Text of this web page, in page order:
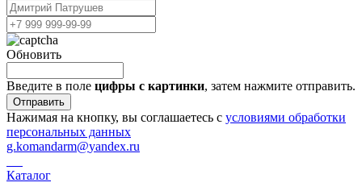
Обновить
Введите в поле цифры c картинки, затем нажмите отправить.
Отправить
Нажимая на кнопку, вы соглашаетесь с условиями обработки
персональных данных
g.komandarm@yandex.ru
Каталог